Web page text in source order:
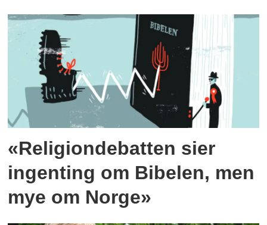
«Religiondebatten sier
ingenting om Bibelen, men
mye om Norge»